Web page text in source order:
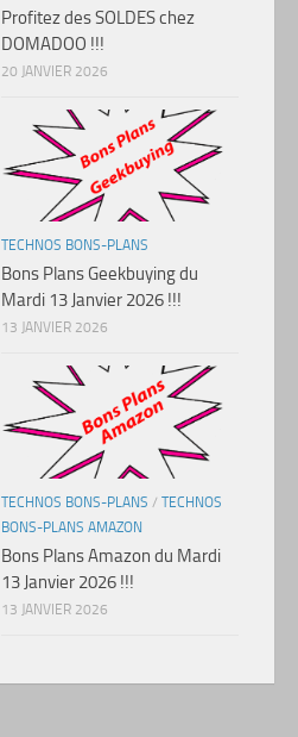
Profitez des SOLDES chez
DOMADOO !!!
20 JANVIER 2026
TECHNOS BONS-PLANS
Bons Plans Geekbuying du
Mardi 13 Janvier 2026 !!!
13 JANVIER 2026
TECHNOS BONS-PLANS / TECHNOS
BONS-PLANS AMAZON
Bons Plans Amazon du Mardi
13 Janvier 2026 !!!
13 JANVIER 2026